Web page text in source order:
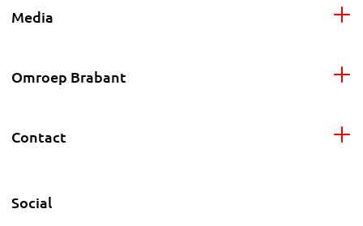
Media
Omroep Brabant
Contact
Social